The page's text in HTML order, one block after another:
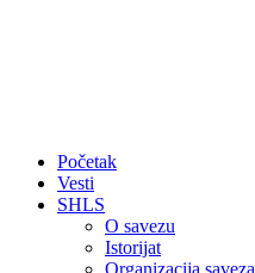
Početak
Vesti
SHLS
O savezu
Istorijat
Organizacija saveza